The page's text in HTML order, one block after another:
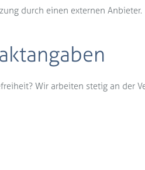
durch einen externen Anbieter.
Wir arbeiten stetig an der